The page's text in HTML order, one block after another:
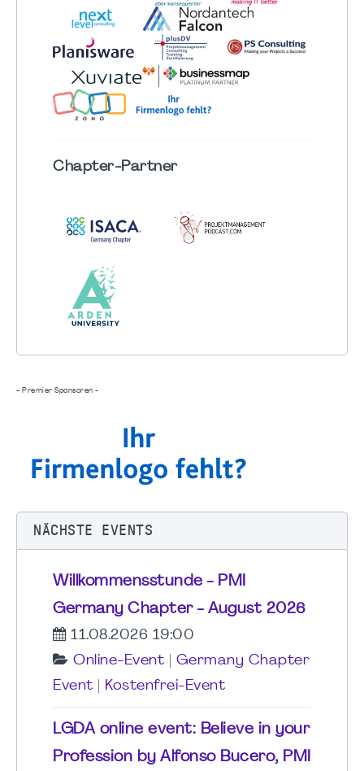
Chapter-Partner
- Premier Sponsoren -
NÄCHSTE EVENTS
Willkommensstunde - PMI
Germany Chapter - August 2026
11.08.2026 19:00
Online-Event
Germany Chapter
Event
Kostenfrei-Event
LGDA online event: Believe in your
Profession by Alfonso Bucero, PMI